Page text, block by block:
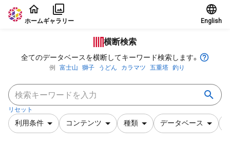
本文に飛ぶ
ホームギャラリー English
横断検索
全てのデータベースを横断してキーワード検索します。
例 富士山 獅子 うどん カラマツ 五重塔 釣り
リセット
利用条件 コンテンツ 種類 データベース